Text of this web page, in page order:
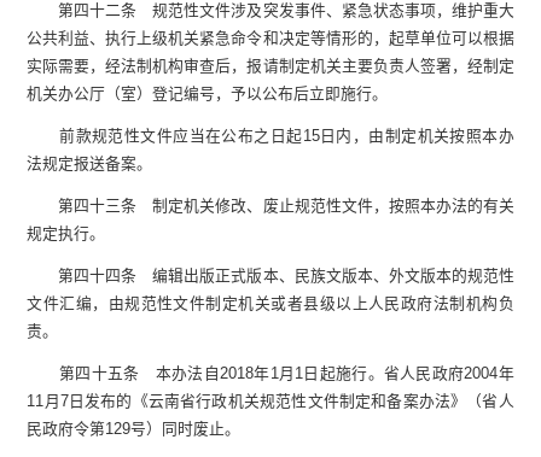
第四十二条 规范性文件涉及突发事件、紧急状态事项，维护重大
公共利益、执行上级机关紧急命令和决定等情形的，起草单位可以根据
实际需要，经法制机构审查后，报请制定机关主要负责人签署，经制定
机关办公厅（室）登记编号，予以公布后立即施行。
前款规范性文件应当在公布之日起15日内，由制定机关按照本办
法规定报送备案。
第四十三条 制定机关修改、废止规范性文件，按照本办法的有关
规定执行。
第四十四条 编辑出版正式版本、民族文版本、外文版本的规范性
文件汇编，由规范性文件制定机关或者县级以上人民政府法制机构负
责。
第四十五条 本办法自2018年1月1日起施行。省人民政府2004年
11月7日发布的《云南省行政机关规范性文件制定和备案办法》（省人
民政府令第129号）同时废止。